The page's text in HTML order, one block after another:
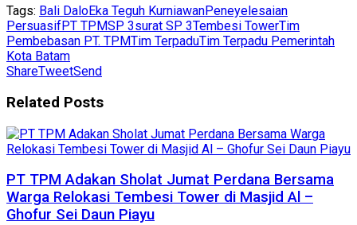
Tags: Bali DaloEka Teguh KurniawanPeneyelesaian
Persuasif PT TPMSP 3surat SP 3Tembesi TowerTim
Pembebasan PT. TPMTim TerpaduTim Terpadu Pemerintah
Kota Batam
ShareTweetSend
Related Posts
PT TPM Adakan Sholat Jumat Perdana Bersama
Warga Relokasi Tembesi Tower di Masjid Al –
Ghofur Sei Daun Piayu